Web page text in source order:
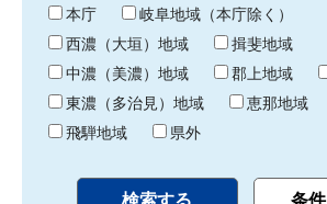
わ
り
本庁
岐阜地域（本庁除く）
西濃（大垣）地域
揖斐地域
中濃（美濃）地域
郡上地域
東濃（多治見）地域
恵那地域
飛騨地域
県外